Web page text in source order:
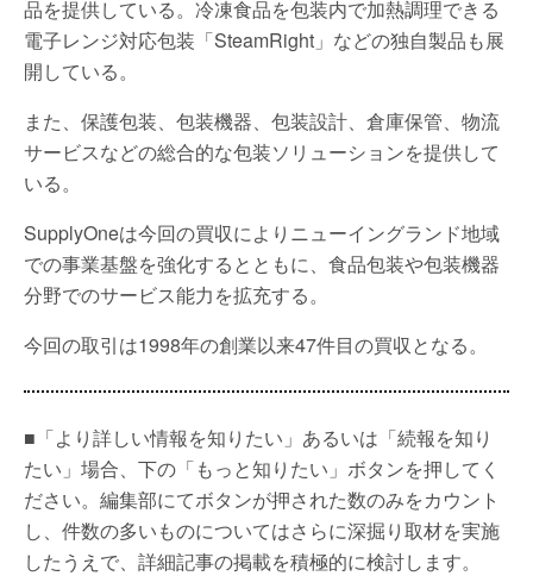
品を提供している。冷凍食品を包装内で加熱調理できる
電子レンジ対応包装「SteamRight」などの独自製品も展
開している。
また、保護包装、包装機器、包装設計、倉庫保管、物流
サービスなどの総合的な包装ソリューションを提供して
いる。
SupplyOneは今回の買収によりニューイングランド地域
での事業基盤を強化するとともに、食品包装や包装機器
分野でのサービス能力を拡充する。
今回の取引は1998年の創業以来47件目の買収となる。
■「より詳しい情報を知りたい」あるいは「続報を知り
たい」場合、下の「もっと知りたい」ボタンを押してく
ださい。編集部にてボタンが押された数のみをカウント
し、件数の多いものについてはさらに深掘り取材を実施
したうえで、詳細記事の掲載を積極的に検討します。